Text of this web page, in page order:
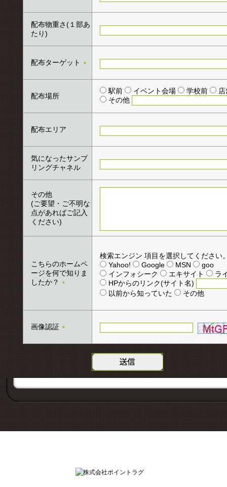
配布物重さ(１部あ
たり)
配布ターゲット ★
配布場所
駅前 イベント会場 学校前
その他
配布エリア
気になったサンプ
リングチャネル
その他
(ご要望・ご不明な
点があればご記入
ください)
こちらのホームペ
ージを何で知りま
したか？
★
検索エンジン 項目を選択してください
Yahoo!
Google MSN
goo
インフォシーク
エキサイト
ラ
HPからのリンク(サイト名)
以前から知っていた
その他
画像認証 ★